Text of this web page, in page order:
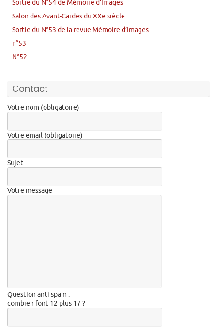
Sortie du N°54 de Mémoire d’Images
Salon des Avant-Gardes du XXe siècle
Sortie du N°53 de la revue Mémoire d’Images
n°53
N°52
Contact
Votre nom (obligatoire)
Votre email (obligatoire)
Sujet
Votre message
Question anti spam :
combien font 12 plus 17 ?